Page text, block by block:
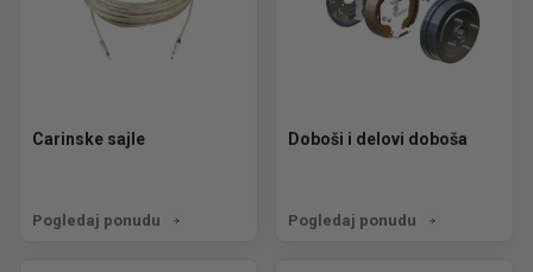
Carinske sajle
Pogledaj ponudu
Doboši i delovi doboša
Pogledaj ponudu